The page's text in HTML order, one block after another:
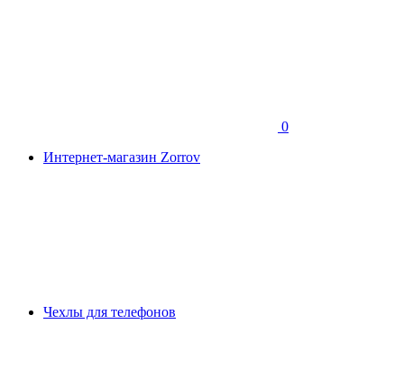
0
Интернет-магазин Zorrov
Чехлы для телефонов